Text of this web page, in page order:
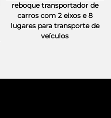
reboque transportador de
carros com 2 eixos e 8
lugares para transporte de
veículos